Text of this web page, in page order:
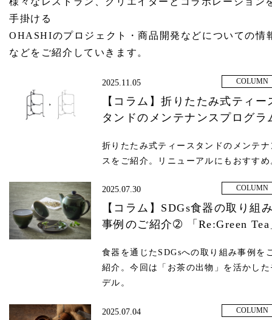
手掛ける
OHASHIのプロジェクト・商品開発などについての情
などをご紹介していきます。
2025.11.05 COLUMN
【コラム】折りたたみ式ティー
タンドのメンテナンスプログラ
折りたたみ式ティースタンドのメンテナ
スをご紹介。リニューアルにもおすすめ
2025.07.30 COLUMN
【コラム】SDGs食器の取り組
事例のご紹介➁ 「Re:Green Tea
食器を通じたSDGsへの取り組み事例を
紹介。今回は「お茶の出物」を活かした
デル。
2025.07.04 COLUMN